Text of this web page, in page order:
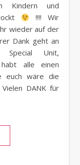
Kindern und
!!!! Wir
wieder auf der
Dank geht an
Unit,
alle einen
euch wäre die
DANK für